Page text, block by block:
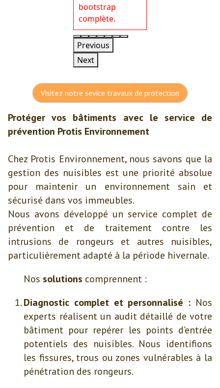
bootstrap
complète.
Previous
Next
Visitez notre sevice travaux de protection
Protéger vos bâtiments avec le service de
prévention Protis Environnement
Chez Protis Environnement, nous savons que la
gestion des nuisibles est une priorité absolue
pour maintenir un environnement sain et
sécurisé dans vos immeubles.
Nous avons développé un service complet de
prévention et de traitement contre les
intrusions de rongeurs et autres nuisibles,
particulièrement adapté à la période hivernale.
Nos solutions comprennent :
Diagnostic complet et personnalisé : Nos
experts réalisent un audit détaillé de votre
bâtiment pour repérer les points d’entrée
potentiels des nuisibles. Nous identifions
les fissures, trous ou zones vulnérables à la
pénétration des rongeurs.